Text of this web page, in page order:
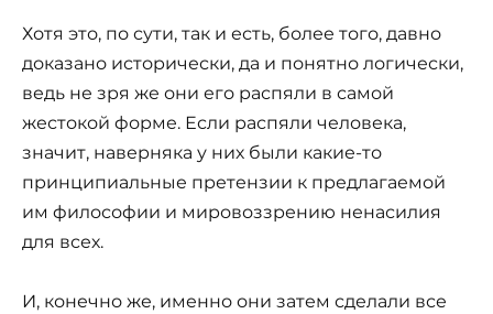
Хотя это, по сути, так и есть, более того, давно
доказано исторически, да и понятно логически,
ведь не зря же они его распяли в самой
жестокой форме. Если распяли человека,
значит, наверняка у них были какие-то
принципиальные претензии к предлагаемой
им философии и мировоззрению ненасилия
для всех.
И, конечно же, именно они затем сделали все